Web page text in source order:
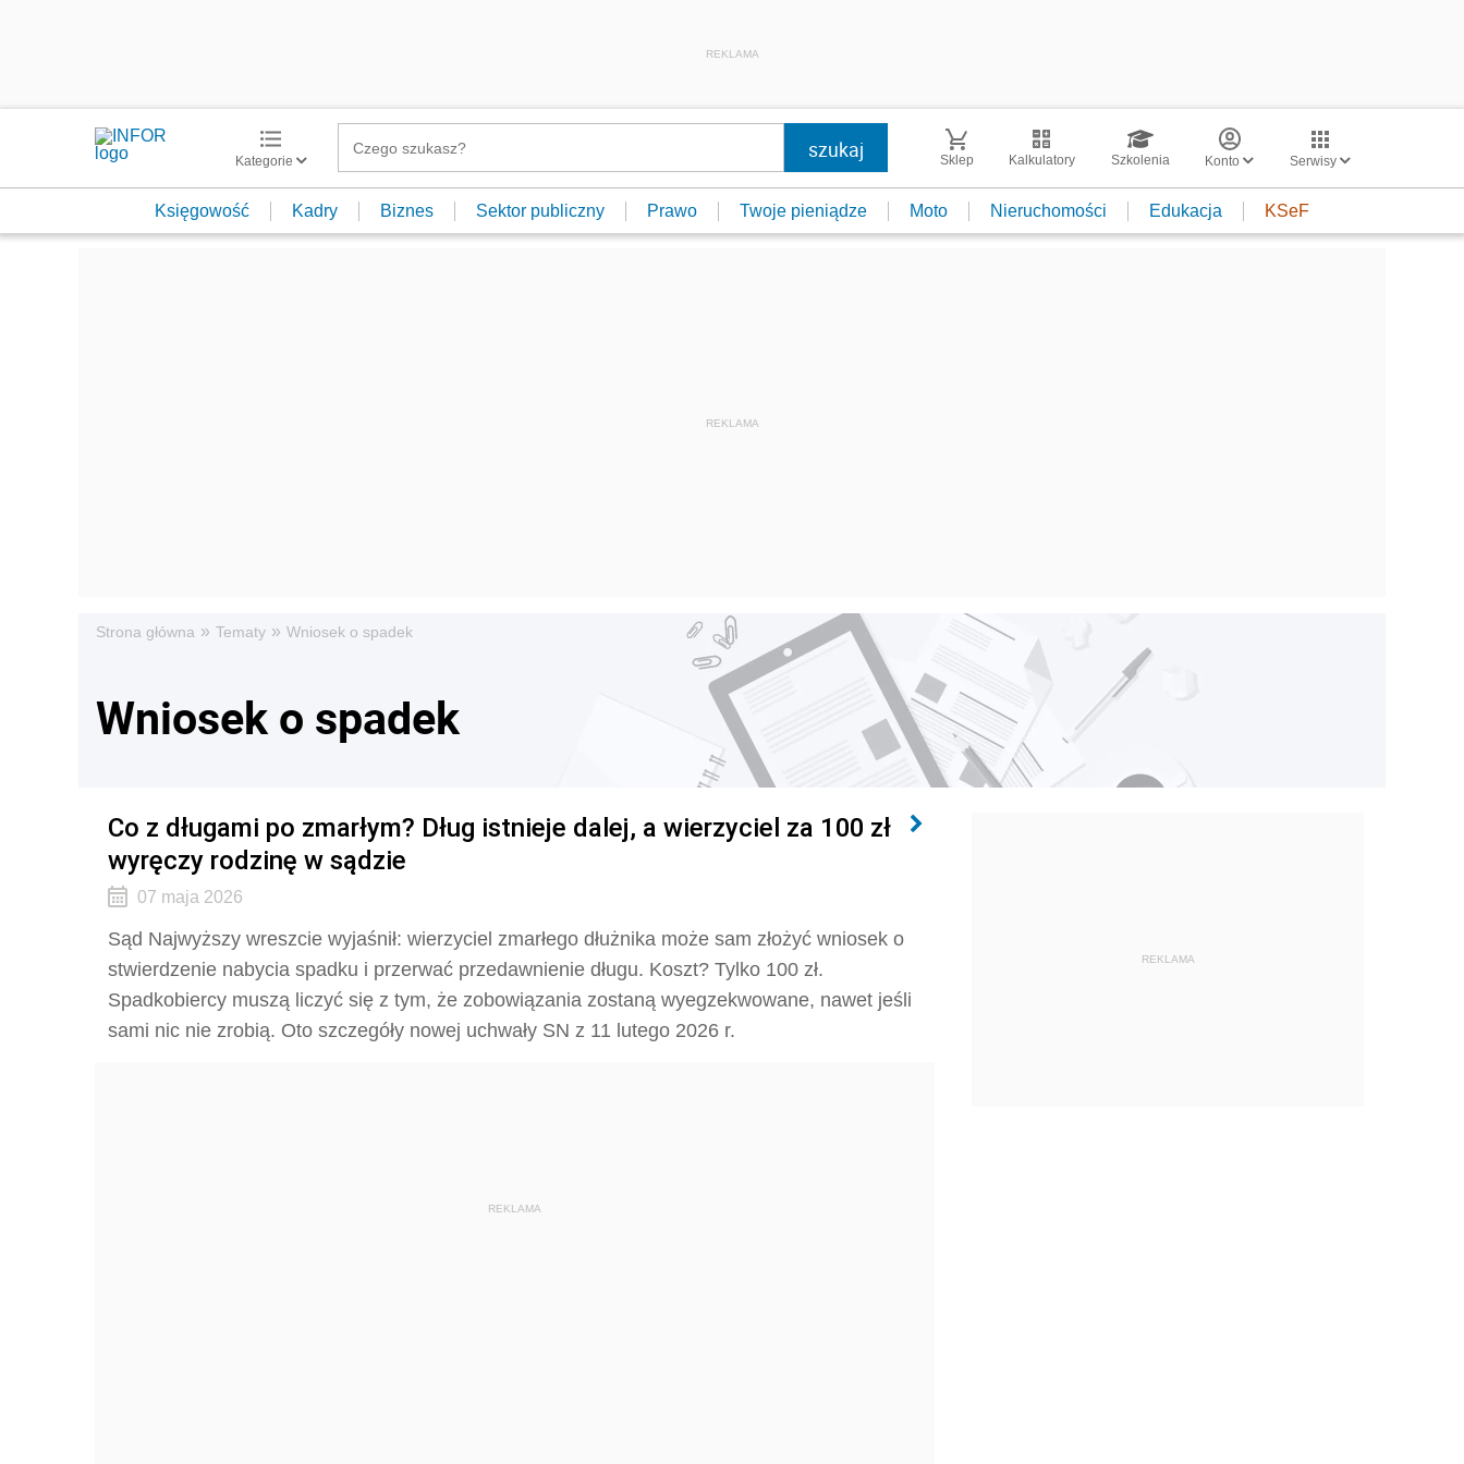
REKLAMA
Kategorie Sklep Kalkulatory Szkolenia Konto Serwisy
Księgowość Kadry Biznes Sektor publiczny Prawo Twoje pieniądze Moto Nieruchomości Edukacja KSeF
Strona główna » Tematy » Wniosek o spadek
Wniosek o spadek
Co z długami po zmarłym? Dług istnieje dalej, a wierzyciel za 100 zł
wyręczy rodzinę w sądzie
07 maja 2026
Sąd Najwyższy wreszcie wyjaśnił: wierzyciel zmarłego dłużnika może sam złożyć wniosek o
stwierdzenie nabycia spadku i przerwać przedawnienie długu. Koszt? Tylko 100 zł.
Spadkobiercy muszą liczyć się z tym, że zobowiązania zostaną wyegzekwowane, nawet jeśli
sami nic nie zrobią. Oto szczegóły nowej uchwały SN z 11 lutego 2026 r.
REKLAMA
REKLAMA